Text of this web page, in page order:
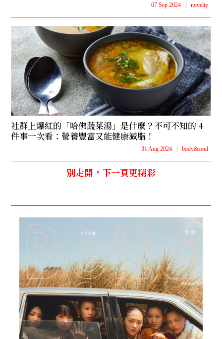
07 Sep 2024 | novelty
社群上爆紅的「哈佛蔬菜湯」是什麼？不可不知的 4
件事一次看：營養豐富又能健康減脂！
31 Aug 2024 | body&soul
別走開，下一頁更精彩